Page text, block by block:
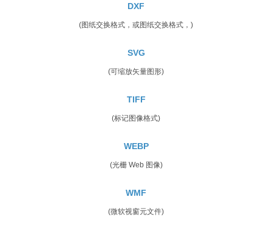
DXF
(图纸交换格式，或图纸交换格式，)
SVG
(可缩放矢量图形)
TIFF
(标记图像格式)
WEBP
(光栅 Web 图像)
WMF
(微软视窗元文件)